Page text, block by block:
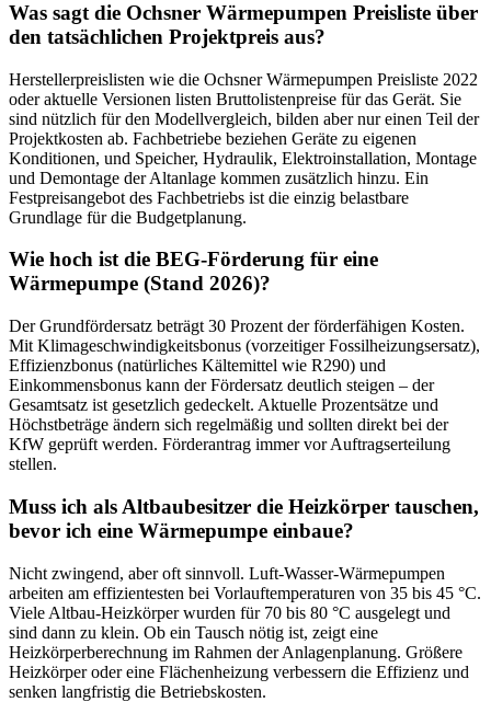
Was sagt die Ochsner Wärmepumpen Preisliste über
den tatsächlichen Projektpreis aus?
Herstellerpreislisten wie die Ochsner Wärmepumpen Preisliste 2022
oder aktuelle Versionen listen Bruttolistenpreise für das Gerät. Sie
sind nützlich für den Modellvergleich, bilden aber nur einen Teil der
Projektkosten ab. Fachbetriebe beziehen Geräte zu eigenen
Konditionen, und Speicher, Hydraulik, Elektroinstallation, Montage
und Demontage der Altanlage kommen zusätzlich hinzu. Ein
Festpreisangebot des Fachbetriebs ist die einzig belastbare
Grundlage für die Budgetplanung.
Wie hoch ist die BEG-Förderung für eine
Wärmepumpe (Stand 2026)?
Der Grundfördersatz beträgt 30 Prozent der förderfähigen Kosten.
Mit Klimageschwindigkeitsbonus (vorzeitiger Fossilheizungsersatz),
Effizienzbonus (natürliches Kältemittel wie R290) und
Einkommensbonus kann der Fördersatz deutlich steigen – der
Gesamtsatz ist gesetzlich gedeckelt. Aktuelle Prozentsätze und
Höchstbeträge ändern sich regelmäßig und sollten direkt bei der
KfW geprüft werden. Förderantrag immer vor Auftragserteilung
stellen.
Muss ich als Altbaubesitzer die Heizkörper tauschen,
bevor ich eine Wärmepumpe einbaue?
Nicht zwingend, aber oft sinnvoll. Luft-Wasser-Wärmepumpen
arbeiten am effizientesten bei Vorlauftemperaturen von 35 bis 45 °C.
Viele Altbau-Heizkörper wurden für 70 bis 80 °C ausgelegt und
sind dann zu klein. Ob ein Tausch nötig ist, zeigt eine
Heizkörperberechnung im Rahmen der Anlagenplanung. Größere
Heizkörper oder eine Flächenheizung verbessern die Effizienz und
senken langfristig die Betriebskosten.